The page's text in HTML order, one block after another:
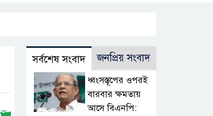
সর্বশেষ সংবাদ জনপ্রিয় সংবাদ
ধ্বংসস্তূপের ওপরই
বারবার ক্ষমতায়
আসে বিএনপি: